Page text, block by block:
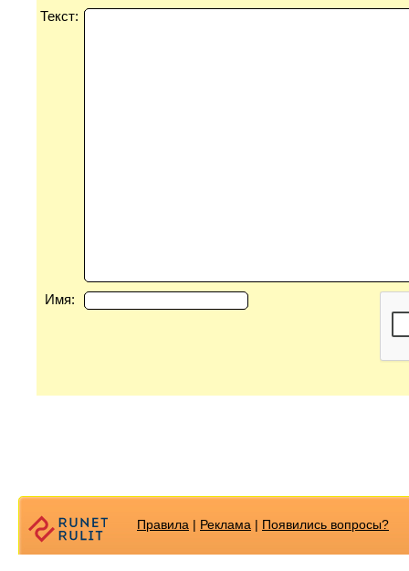
Текст:
Имя:
Правила | Реклама | Появилиcь вопросы?